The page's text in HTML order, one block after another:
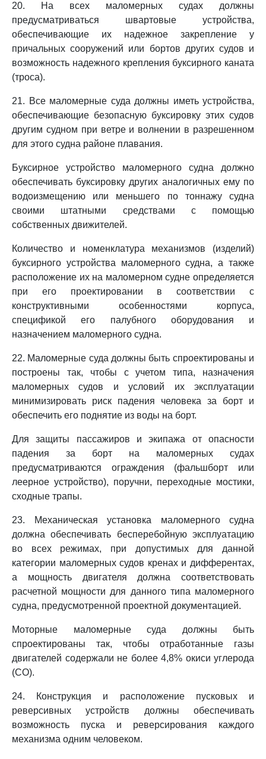
20. На всех маломерных судах должны
предусматриваться швартовые устройства,
обеспечивающие их надежное закрепление у
причальных сооружений или бортов других судов и
возможность надежного крепления буксирного каната
(троса).
21. Все маломерные суда должны иметь устройства,
обеспечивающие безопасную буксировку этих судов
другим судном при ветре и волнении в разрешенном
для этого судна районе плавания.
Буксирное устройство маломерного судна должно
обеспечивать буксировку других аналогичных ему по
водоизмещению или меньшего по тоннажу судна
своими штатными средствами с помощью
собственных движителей.
Количество и номенклатура механизмов (изделий)
буксирного устройства маломерного судна, а также
расположение их на маломерном судне определяется
при его проектировании в соответствии с
конструктивными особенностями корпуса,
спецификой его палубного оборудования и
назначением маломерного судна.
22. Маломерные суда должны быть спроектированы и
построены так, чтобы с учетом типа, назначения
маломерных судов и условий их эксплуатации
минимизировать риск падения человека за борт и
обеспечить его поднятие из воды на борт.
Для защиты пассажиров и экипажа от опасности
падения за борт на маломерных судах
предусматриваются ограждения (фальшборт или
леерное устройство), поручни, переходные мостики,
сходные трапы.
23. Механическая установка маломерного судна
должна обеспечивать бесперебойную эксплуатацию
во всех режимах, при допустимых для данной
категории маломерных судов кренах и дифферентах,
а мощность двигателя должна соответствовать
расчетной мощности для данного типа маломерного
судна, предусмотренной проектной документацией.
Моторные маломерные суда должны быть
спроектированы так, чтобы отработанные газы
двигателей содержали не более 4,8% окиси углерода
(CO).
24. Конструкция и расположение пусковых и
реверсивных устройств должны обеспечивать
возможность пуска и реверсирования каждого
механизма одним человеком.